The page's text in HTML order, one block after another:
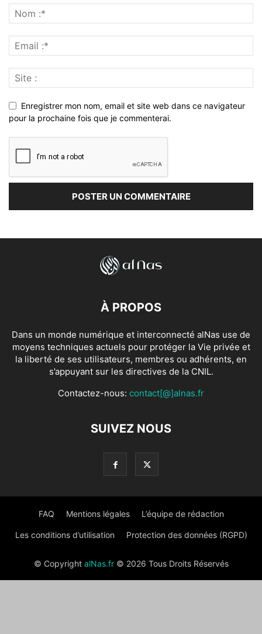
Enregistrer mon nom, email et site web dans ce navigateur
pour la prochaine fois que je commenterai.
À PROPOS
Dans un monde numérique et interconnecté alNas use de
moyens techniques actuels pour protéger la Vie privée et
la liberté de ses utilisateurs, membres ou adhérents, en
s’appuyant sur les directives de la CNIL.
Contactez-nous: contact[@]alnas.fr
SUIVEZ NOUS
FAQ Mentions légales L’équipe de rédaction
Les conditions d’utilisation Protection des données (RGPD)
© Copyright alNas.fr© 2026 Tous Droits Réservés